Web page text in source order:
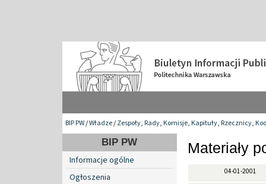
BIP PW/Władze/Zespoły, Rady, Komisje, Kapituły, Rzecznicy,
BIP PW
Informacje ogólne
Ogłoszenia
Materiały
04-01-2001